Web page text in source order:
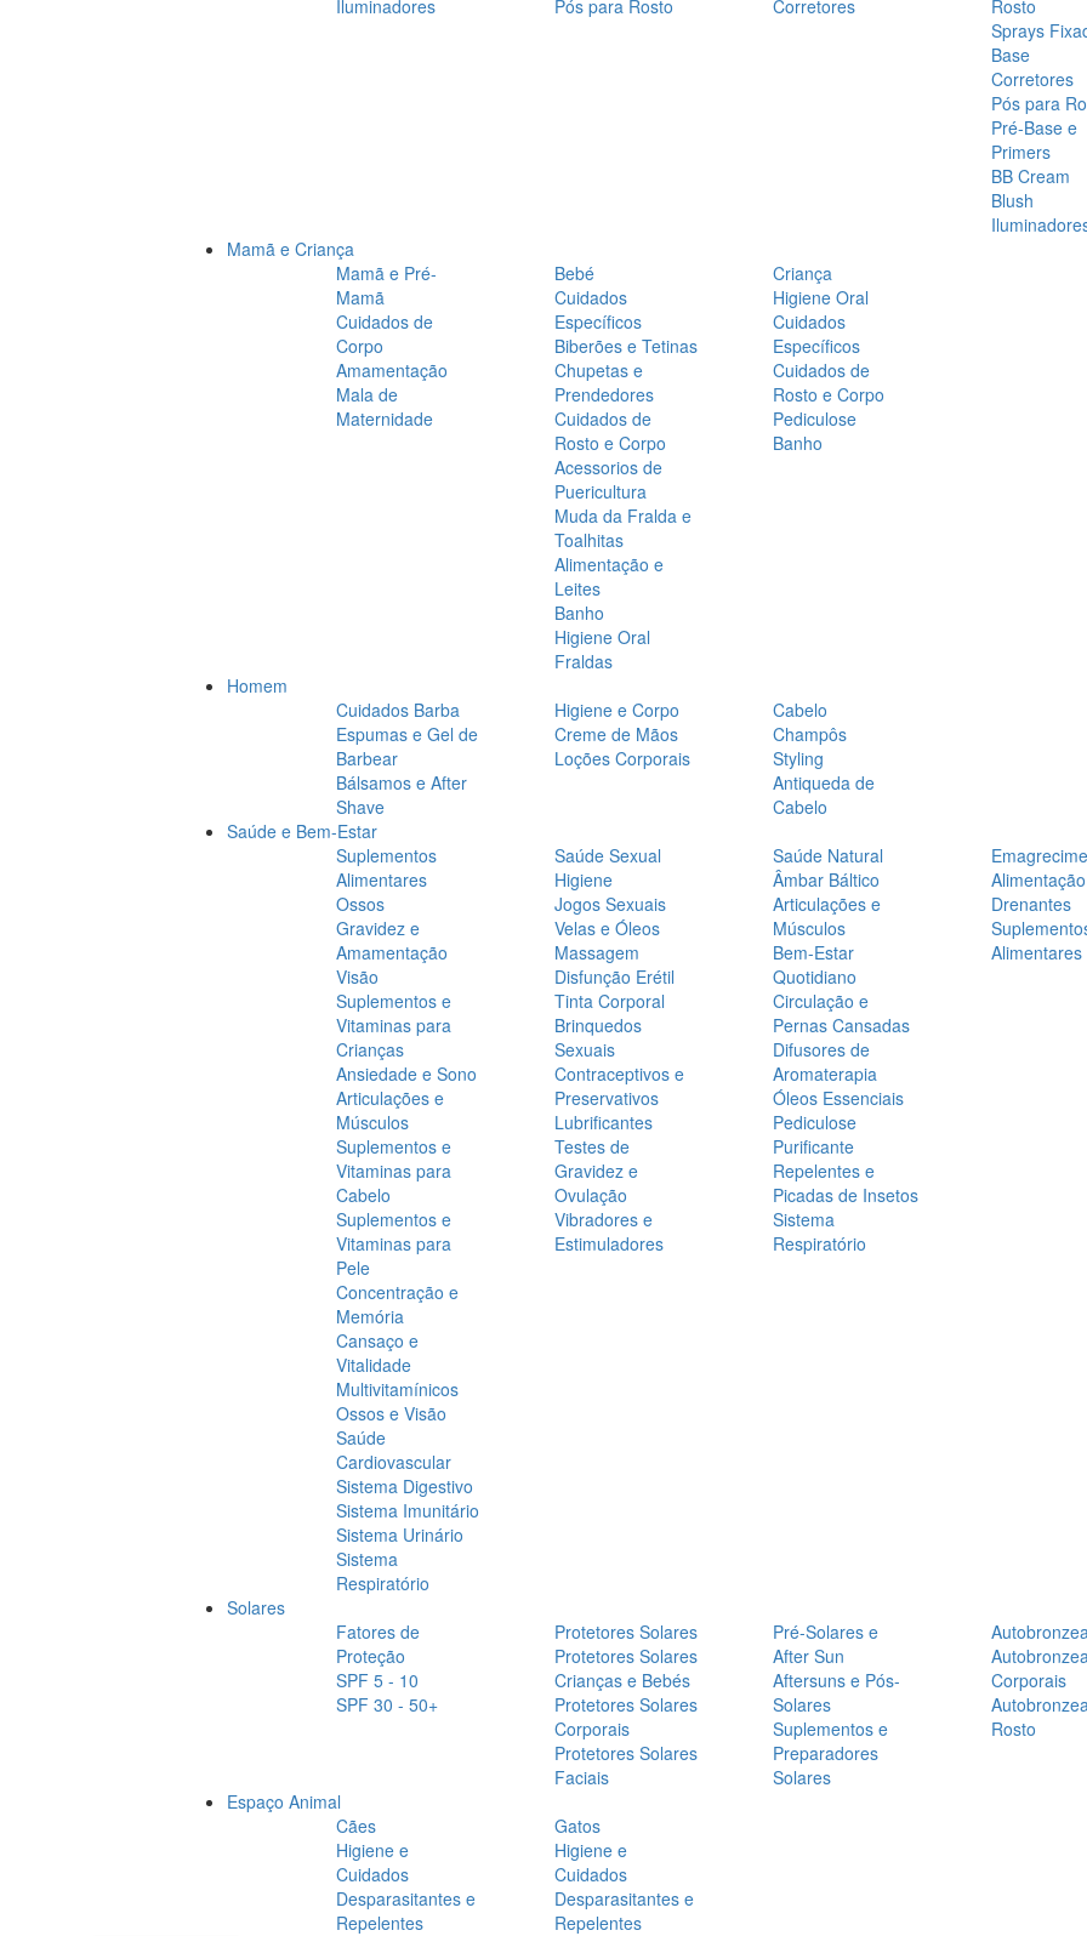
Iluminadores
Pós para Rosto Corretores
Rosto
Sprays
Base
Corretores
Pós para
Pré-Base e
Primers
BB Cream
Blush
Mamã e Criança
Mamã e Pré-
Mamã
Cuidados de
Corpo
Amamentação
Mala de
Maternidade
Bebé
Cuidados
Específicos
Biberões e Tetinas
Chupetas e
Prendedores
Cuidados de
Rosto e Corpo
Acessorios de
Puericultura
Muda da Fralda e
Toalhitas
Alimentação e
Leites
Banho
Higiene Oral
Fraldas
Criança
Higiene Oral
Cuidados
Específicos
Cuidados de
Rosto e Corpo
Pediculose
Banho
Homem
Cuidados Barba
Espumas e Gel de
Barbear
Bálsamos e After
Shave
Higiene e Corpo
Creme de Mãos
Loções Corporais
Cabelo
Champôs
Styling
Antiqueda de
Cabelo
Saúde e Bem-Estar
Suplementos
Alimentares
Ossos
Gravidez e
Amamentação
Visão
Suplementos e
Vitaminas para
Crianças
Ansiedade e Sono
Articulações e
Músculos
Suplementos e
Vitaminas para
Cabelo
Suplementos e
Vitaminas para
Pele
Concentração e
Memória
Cansaço e
Vitalidade
Multivitamínicos
Ossos e Visão
Saúde
Cardiovascular
Sistema Digestivo
Sistema Imunitário
Sistema Urinário
Sistema
Respiratório
Saúde Sexual
Higiene
Jogos Sexuais
Velas e Óleos
Massagem
Disfunção Erétil
Tinta Corporal
Brinquedos
Sexuais
Contraceptivos e
Preservativos
Lubrificantes
Testes de
Gravidez e
Ovulação
Vibradores e
Estimuladores
Saúde Natural
Âmbar Báltico
Articulações e
Músculos
Bem-Estar
Quotidiano
Circulação e
Pernas Cansadas
Difusores de
Aromaterapia
Óleos Essenciais
Pediculose
Purificante
Repelentes e
Picadas de Insetos
Sistema
Respiratório
Alimentação
Drenantes
Alimentares
Solares
Fatores de
Proteção
SPF 5 - 10
SPF 30 - 50+
Protetores Solares
Protetores Solares
Crianças e Bebés
Protetores Solares
Corporais
Protetores Solares
Faciais
Pré-Solares e
After Sun
Aftersuns e Pós-
Solares
Suplementos e
Preparadores
Solares
Corporais
Rosto
Espaço Animal
Cães
Higiene e
Cuidados
Desparasitantes e
Repelentes
Gatos
Higiene e
Cuidados
Desparasitantes e
Repelentes